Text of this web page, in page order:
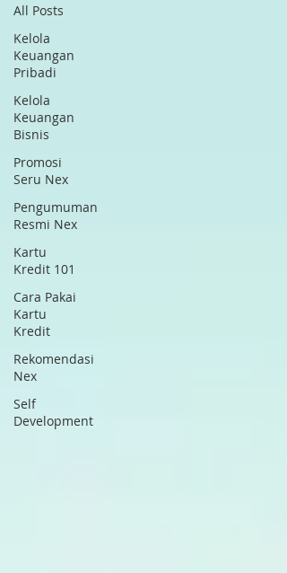
All Posts
Kelola
Keuangan
Pribadi
Kelola
Keuangan
Bisnis
Promosi
Seru Nex
Pengumuman
Resmi Nex
Kartu
Kredit 101
Cara Pakai
Kartu
Kredit
Rekomendasi
Nex
Self
Development